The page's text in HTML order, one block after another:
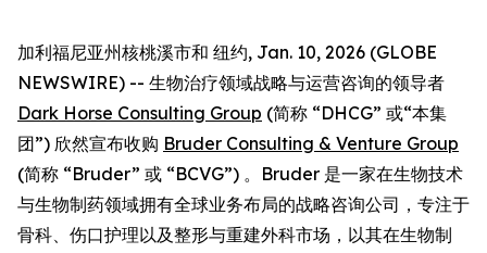
加利福尼亚州核桃溪市和 纽约, Jan. 10, 2026 (GLOBE
NEWSWIRE) -- 生物治疗领域战略与运营咨询的领导者
Dark Horse Consulting Group (简称 “DHCG” 或“本集
团”) 欣然宣布收购 Bruder Consulting & Venture Group
(简称 “Bruder” 或 “BCVG”) 。Bruder 是一家在生物技术
与生物制药领域拥有全球业务布局的战略咨询公司，专注于
骨科、伤口护理以及整形与重建外科市场，以其在生物制